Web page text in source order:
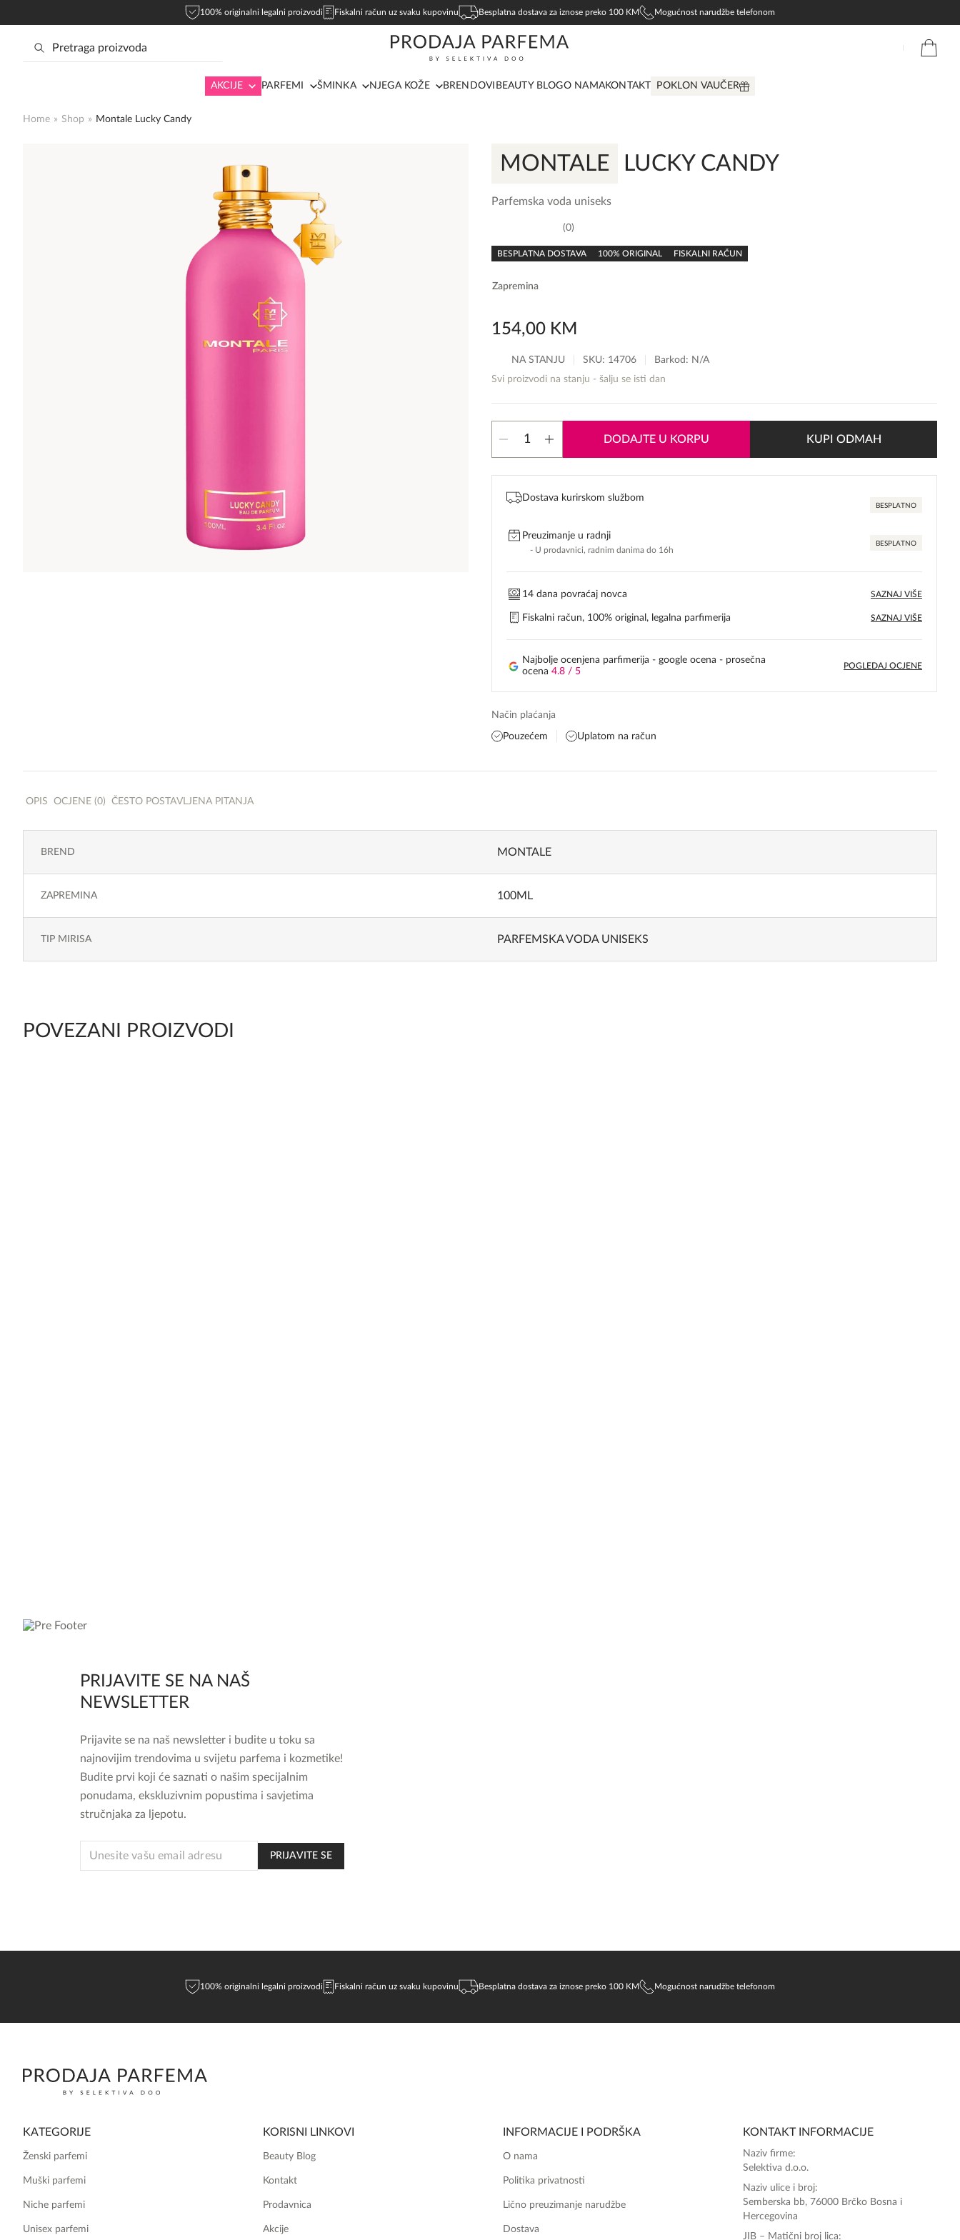
100% originalni legalni proizvodi Fiskalni račun uz svaku kupovinu Besplatna dostava za iznose preko 100 KM Mogućnost narudžbe telefonom
AKCIJE PARFEMI ŠMINKA NJEGA KOŽE BRENDOVI BEAUTY BLOGO NAMAKONTAKT POKLON VAUČER
Home » Shop » Montale Lucky Candy
MONTALE LUCKY CANDY
Parfemska voda uniseks
rating
0
BESPLATNA DOSTAVA 100% ORIGINAL FISKALNI RAČUN
Zapremina
154,00 KM
NA STANJU SKU: 14706
Barkod: N/A
Svi proizvodi na stanju - šalju se isti dan
Montale
Candy
količina
DODAJTE U KORPU KUPI ODMAH
Dostava kurirskom službom
BESPLATNO
Preuzimanje u radnji
- U prodavnici, radnim danima do 16h
BESPLATNO
14 dana povraćaj novca SAZNAJ VIŠE
Fiskalni račun, 100% original, legalna parfimerija SAZNAJ VIŠE
Najbolje ocenjena parfimerija - google ocena - prosečna
ocena 4.8 / 5
POGLEDAJ OCJENE
Način plaćanja
Pouzećem Uplatom na račun
OPIS OCJENE (0) ČESTO POSTAVLJENA PITANJA
BREND MONTALE
ZAPREMINA 100ML
TIP MIRISA PARFEMSKA VODA UNISEKS
POVEZANI PROIZVODI
PRIJAVITE SE NA NAŠ
NEWSLETTER
Prijavite se na naš newsletter i budite u toku sa
najnovijim trendovima u svijetu parfema i kozmetike!
Budite prvi koji će saznati o našim specijalnim
ponudama, ekskluzivnim popustima i savjetima
stručnjaka za ljepotu.
EMAIL
PRIJAVITE SE
100% originalni legalni proizvodi Fiskalni račun uz svaku kupovinu Besplatna dostava za iznose preko 100 KM Mogućnost narudžbe telefonom
KATEGORIJE
Ženski parfemi
Muški parfemi
Niche parfemi
Unisex parfemi
KORISNI LINKOVI
Beauty Blog
Kontakt
Prodavnica
Akcije
INFORMACIJE I PODRŠKA
O nama
Politika privatnosti
Lično preuzimanje narudžbe
Dostava
KONTAKT INFORMACIJE
Naziv firme:
Selektiva d.o.o.
Naziv ulice i broj:
Semberska bb, 76000 Brčko Bosna i
Hercegovina
JIB – Matični broj lica: